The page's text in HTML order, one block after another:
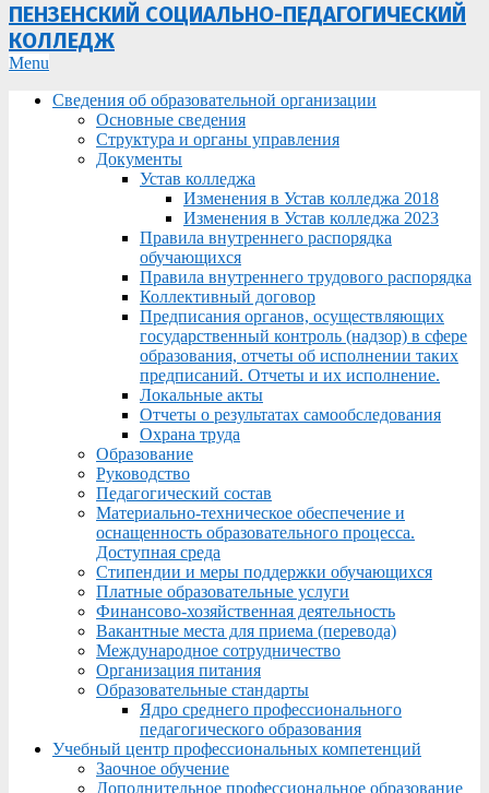
ПЕНЗЕНСКИЙ СОЦИАЛЬНО-ПЕДАГОГИЧЕСКИЙ
КОЛЛЕДЖ
Primary
Menu
Menu
Сведения об образовательной организации
Основные сведения
Структура и органы управления
Документы
Устав колледжа
Изменения в Устав колледжа 2018
Изменения в Устав колледжа 2023
Правила внутреннего распорядка
обучающихся
Правила внутреннего трудового распорядка
Коллективный договор
Предписания органов, осуществляющих
государственный контроль (надзор) в сфере
образования, отчеты об исполнении таких
предписаний. Отчеты и их исполнение.
Локальные акты
Отчеты о результатах самообследования
Охрана труда
Образование
Руководство
Педагогический состав
Материально-техническое обеспечение и
оснащенность образовательного процесса.
Доступная среда
Стипендии и меры поддержки обучающихся
Платные образовательные услуги
Финансово-хозяйственная деятельность
Вакантные места для приема (перевода)
Международное сотрудничество
Организация питания
Образовательные стандарты
Ядро среднего профессионального
педагогического образования
Учебный центр профессиональных компетенций
Заочное обучение
Дополнительное профессиональное образование